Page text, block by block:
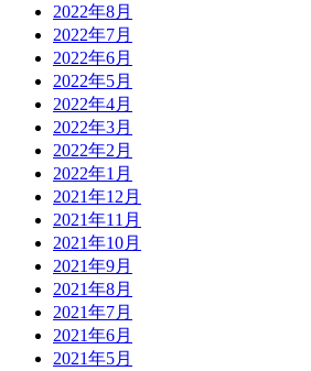
2022年8月
2022年7月
2022年6月
2022年5月
2022年4月
2022年3月
2022年2月
2022年1月
2021年12月
2021年11月
2021年10月
2021年9月
2021年8月
2021年7月
2021年6月
2021年5月